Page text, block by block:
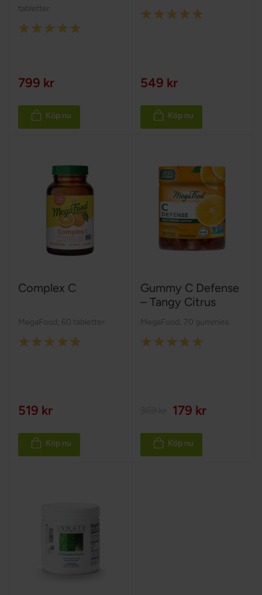
tabletter
Rating:
799 kr
Köp nu
Rating:
549 kr
Köp nu
Complex C
MegaFood 60 tabletter
Rating:
519 kr
Köp nu
Gummy C Defense
– Tangy Citrus
MegaFood 70 gummies
Rating:
179 kr
Köp nu